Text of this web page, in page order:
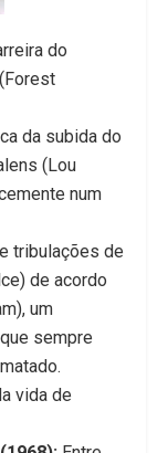
do
da subida do
(Lou
num
tribulações de
de acordo
um
sempre
vida de